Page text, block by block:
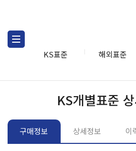
KS표준 해외표준
KS개별표준
구매정보 상세정보 이